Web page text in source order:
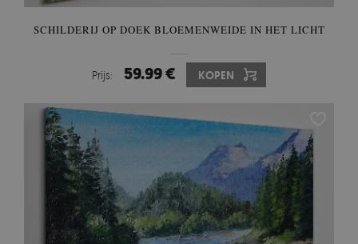
SCHILDERIJ OP DOEK BLOEMENWEIDE IN HET LICHT
Prijs: 59.99 € KOPEN